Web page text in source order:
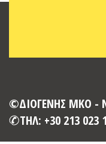
©ΔΙΟΓΕΝΗΣ ΜΚΟ -
ΤΗΛ: +30 213 023